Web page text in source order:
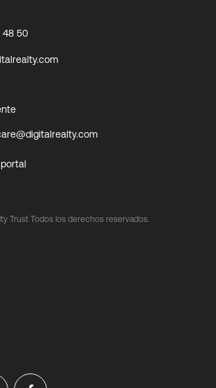
48 50
Trust Todos los derechos reservados.